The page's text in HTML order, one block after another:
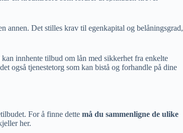
annen. Det stilles krav til egenkapital og belåningsgrad,
innhente tilbud om lån med sikkerhet fra enkelte
også tjenestetorg som kan bistå og forhandle på dine
For å finne dette må du sammenligne de ulike
her.